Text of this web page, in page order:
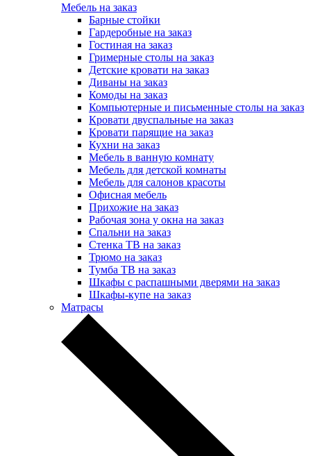
Мебель на заказ
Барные стойки
Гардеробные на заказ
Гостиная на заказ
Гримерные столы на заказ
Детские кровати на заказ
Диваны на заказ
Комоды на заказ
Компьютерные и письменные столы на заказ
Кровати двуспальные на заказ
Кровати парящие на заказ
Кухни на заказ
Мебель в ванную комнату
Мебель для детской комнаты
Мебель для салонов красоты
Офисная мебель
Прихожие на заказ
Рабочая зона у окна на заказ
Спальни на заказ
Стенка ТВ на заказ
Трюмо на заказ
Тумба ТВ на заказ
Шкафы с распашными дверями на заказ
Шкафы-купе на заказ
Матрасы